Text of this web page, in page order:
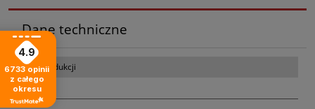
Dane techniczne
Kraj produkcji
Polska
4.9
6733 opinii
z całego
okresu